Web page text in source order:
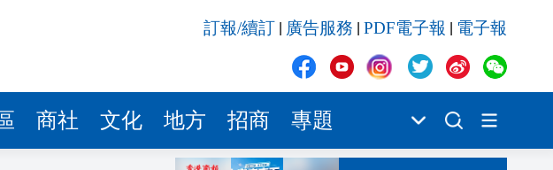
訂報/續訂 廣告服務 PDF電子報 電子報
商社 文化 地方 招商 專題